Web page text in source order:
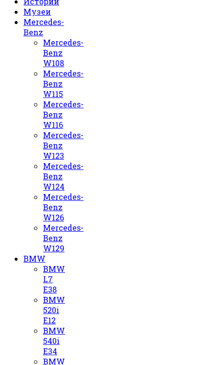
Музеи
Mercedes-
Benz
Mercedes-
Benz
W108
Mercedes-
Benz
W115
Mercedes-
Benz
W116
Mercedes-
Benz
W123
Mercedes-
Benz
W124
Mercedes-
Benz
W126
Mercedes-
Benz
W129
BMW
BMW
L7
E38
BMW
520i
E12
BMW
540i
E34
BMW